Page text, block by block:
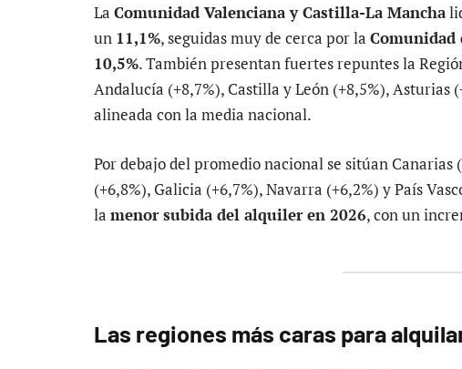
La Comunidad Valenciana y Castilla-La Mancha
un 11,1%, seguidas muy de cerca por la Comunidad
10,5%. También presentan fuertes repuntes la
Andalucía (+8,7%), Castilla y León (+8,5%), Asturias
alineada con la media nacional.
Por debajo del promedio nacional se sitúan Canarias
(+6,8%), Galicia (+6,7%), Navarra (+6,2%) y País
la menor subida del alquiler en 2026, con un
Las regiones más caras para